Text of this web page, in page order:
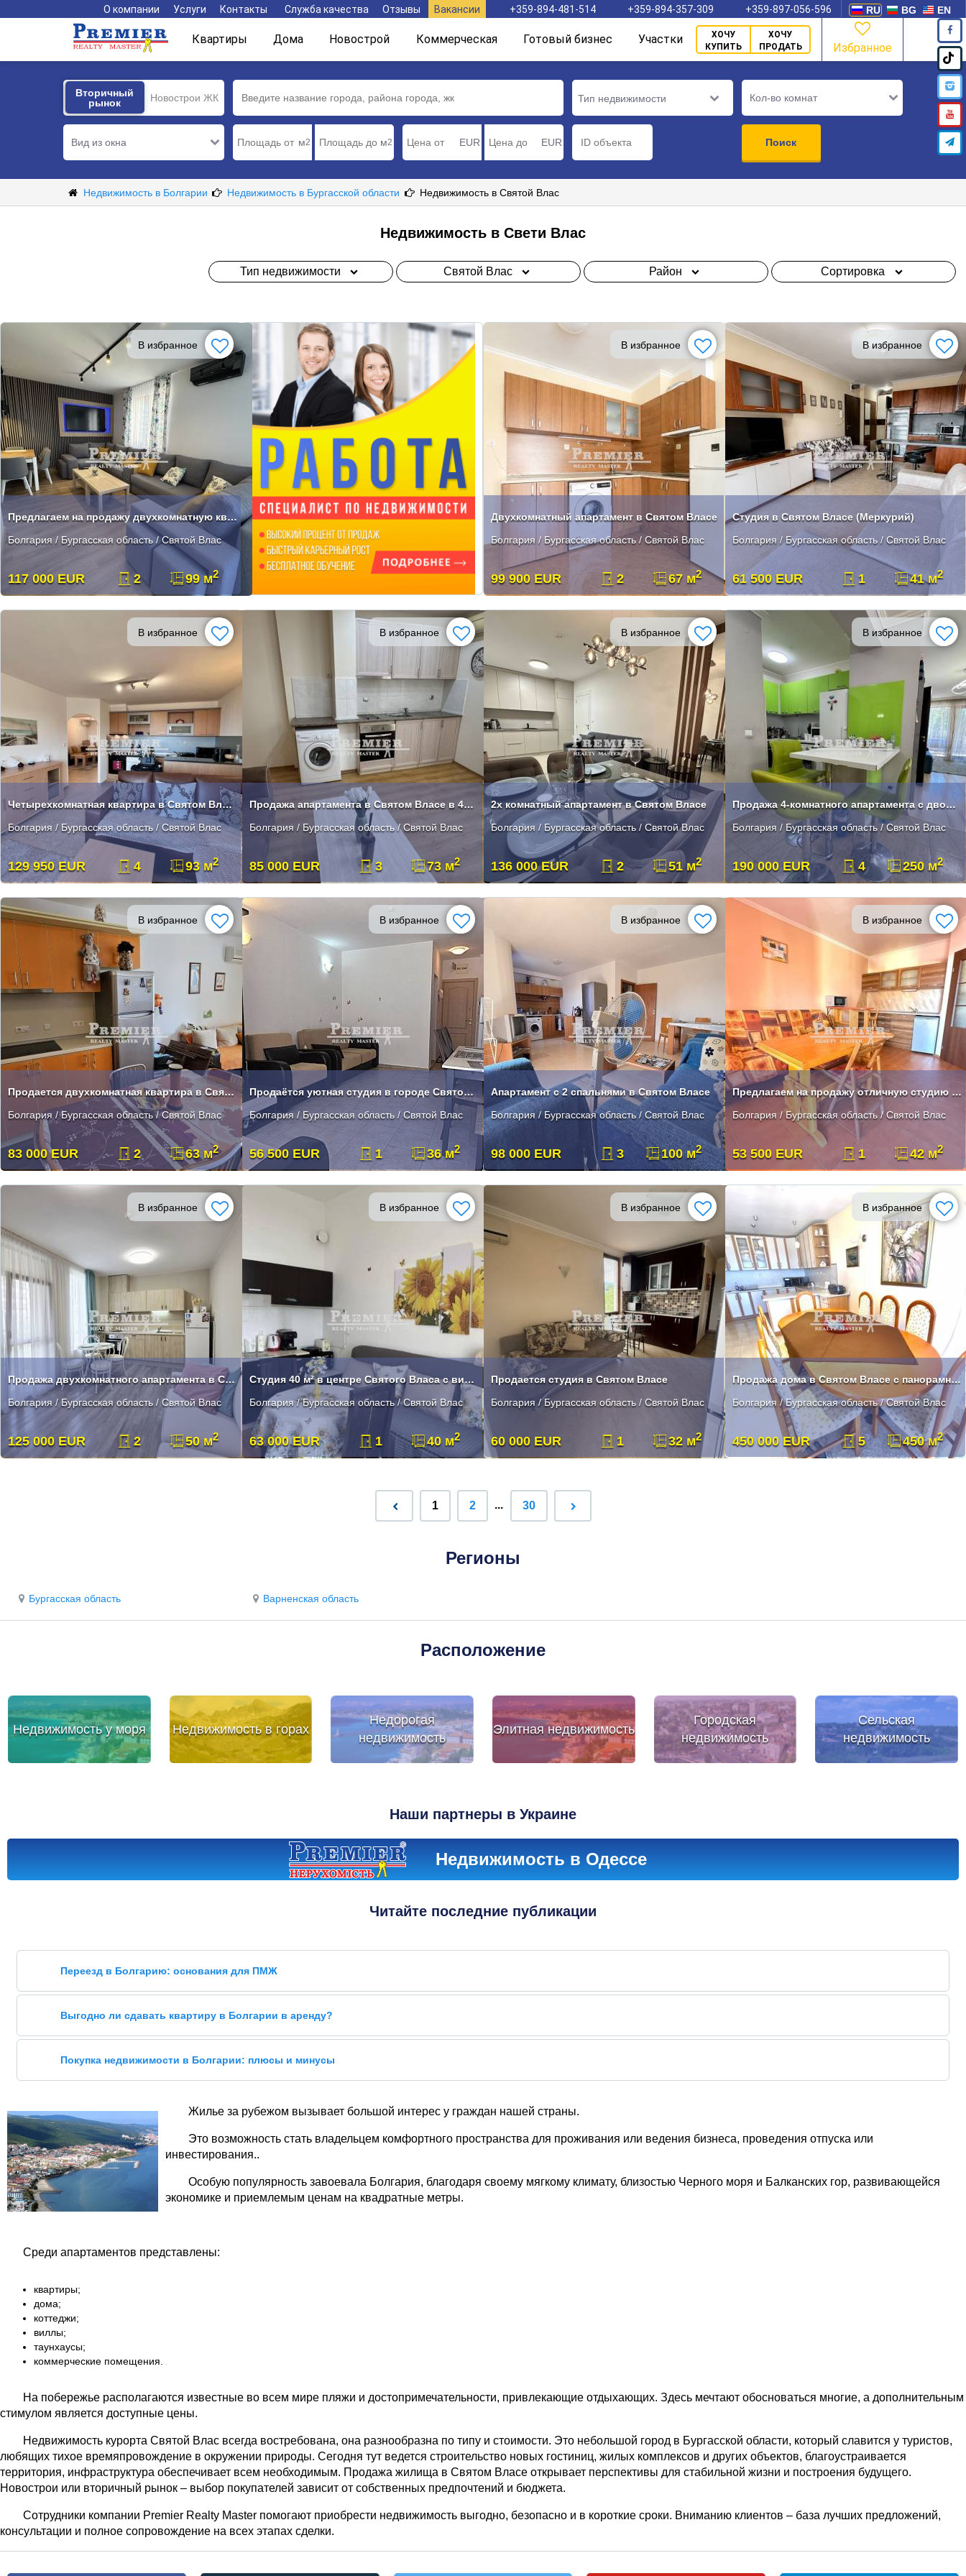
RU BG EN
О компании Услуги Контакты Служба качества Отзывы Вакансии +359-894-481-514 +359-894-357-309 +359-897-056-596
Квартиры Дома Новострой Коммерческая Готовый бизнес Участки
ХОЧУ
КУПИТЬ
ХОЧУ
ПРОДАТЬ
Избранное
Вторичный
рынок
Новострои ЖК
Вторичный
рынок
Вид из окна м2 м2 EUR EUR
Тип недвижимости Кол-во комнат
Поиск
Недвижимость в Болгарии Недвижимость в Бургасской области Недвижимость в Святой Влас
Недвижимость в Свети Влас
Тип недвижимости Святой Влас Район Сортировка
В избранное
Предлагаем на продажу двухкомнатную квартиру в Святом Власе
Болгария / Бургасская область / Святой Влас
117 000 EUR 2 99 м2
В избранное
Двухкомнатный апартамент в Святом Власе
Болгария / Бургасская область / Святой Влас
99 900 EUR 2 67 м2
В избранное
Студия в Святом Власе (Меркурий)
Болгария / Бургасская область / Святой Влас
61 500 EUR 1 41 м2
В избранное
Четырехкомнатная квартира в Святом Власе
Болгария / Бургасская область / Святой Влас
129 950 EUR 4 93 м2
В избранное
Продажа апартамента в Святом Власе в 400 метрах от пляжа
Болгария / Бургасская область / Святой Влас
85 000 EUR 3 73 м2
В избранное
2х комнатный апартамент в Святом Власе
Болгария / Бургасская область / Святой Влас
136 000 EUR 2 51 м2
В избранное
Продажа 4-комнатного апартамента с двором и паркоместом в Святом Власе
Болгария / Бургасская область / Святой Влас
190 000 EUR 4 250 м2
В избранное
Продается двухкомнатная квартира в Святом Власе
Болгария / Бургасская область / Святой Влас
83 000 EUR 2 63 м2
В избранное
Продаётся уютная студия в городе Святой Вдас.
Болгария / Бургасская область / Святой Влас
56 500 EUR 1 36 м2
В избранное
Апартамент с 2 спальнями в Святом Власе
Болгария / Бургасская область / Святой Влас
98 000 EUR 3 100 м2
В избранное
Предлагаем на продажу отличную студию в Святом Власе
Болгария / Бургасская область / Святой Влас
53 500 EUR 1 42 м2
В избранное
Продажа двухкомнатного апартамента в Святом Власе
Болгария / Бургасская область / Святой Влас
125 000 EUR 2 50 м2
В избранное
Студия 40 м² в центре Святого Власа с видом на море
Болгария / Бургасская область / Святой Влас
63 000 EUR 1 40 м2
В избранное
Продается студия в Святом Власе
Болгария / Бургасская область / Святой Влас
60 000 EUR 1 32 м2
В избранное
Продажа дома в Святом Власе с панорамным видом на море
Болгария / Бургасская область / Святой Влас
450 000 EUR 5 450 м2
1 2 ... 30
Регионы
Бургасская область Варненская область
Расположение
Недвижимость у моря Недвижимость в горах
Недорогая
недвижимость
Элитная недвижимость
Городская
недвижимость
Сельская
недвижимость
Наши партнеры в Украине
Недвижимость в Одессе
Читайте последние публикации
Переезд в Болгарию: основания для ПМЖ
Выгодно ли сдавать квартиру в Болгарии в аренду?
Покупка недвижимости в Болгарии: плюсы и минусы
Жилье за рубежом вызывает большой интерес у граждан нашей страны.
Это возможность стать владельцем комфортного пространства для проживания или ведения бизнеса, проведения отпуска или
инвестирования..
Особую популярность завоевала Болгария, благодаря своему мягкому климату, близостью Черного моря и Балканских гор, развивающейся
экономике и приемлемым ценам на квадратные метры.
Среди апартаментов представлены:
квартиры;
дома;
коттеджи;
виллы;
таунхаусы;
коммерческие помещения.
На побережье располагаются известные во всем мире пляжи и достопримечательности, привлекающие отдыхающих. Здесь мечтают обосноваться многие, а дополнительным
стимулом является доступные цены.
Недвижимость курорта Святой Влас всегда востребована, она разнообразна по типу и стоимости. Это небольшой город в Бургасской области, который славится у туристов,
любящих тихое времяпровождение в окружении природы. Сегодня тут ведется строительство новых гостиниц, жилых комплексов и других объектов, благоустраивается
территория, инфраструктура обеспечивает всем необходимым. Продажа жилища в Святом Власе открывает перспективы для стабильной жизни и построения будущего.
Новострои или вторичный рынок – выбор покупателей зависит от собственных предпочтений и бюджета.
Сотрудники компании Premier Realty Master помогают приобрести недвижимость выгодно, безопасно и в короткие сроки. Вниманию клиентов – база лучших предложений,
консультации и полное сопровождение на всех этапах сделки.